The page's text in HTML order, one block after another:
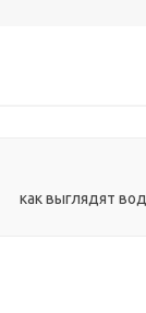
как выглядят